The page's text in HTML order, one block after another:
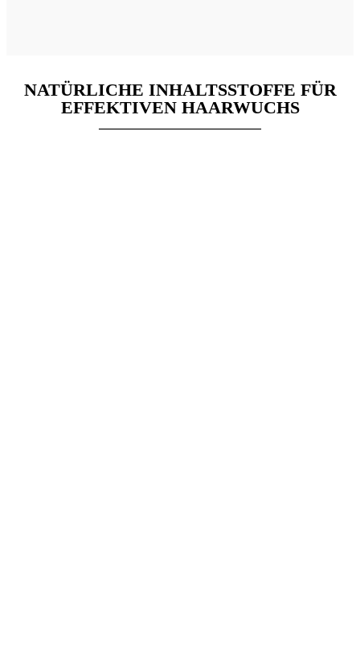
NATÜRLICHE INHALTSSTOFFE FÜR
EFFEKTIVEN HAARWUCHS